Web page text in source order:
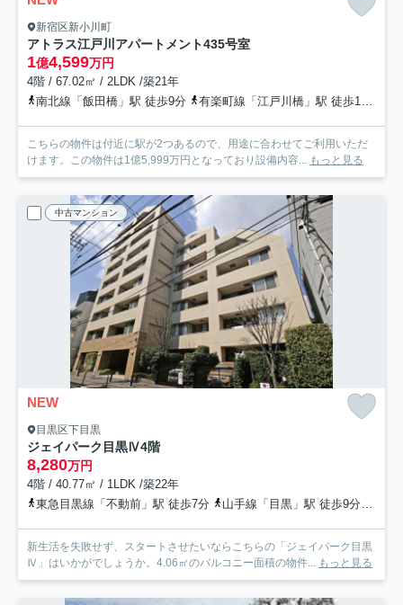
新宿区新小川町
アトラス江戸川アパートメント435号室
1億4,599万円
4階 / 67.02㎡ / 2LDK /築21年
南北線「飯田橋」駅 徒歩9分
有楽町線「江戸川橋」駅 徒歩10分
こちらの物件は付近に駅が2つあるので、用途に合わせてご利用いただ
けます。この物件は1億5,999万円となっており設備内容...
もっと見る
中古マンション
NEW
目黒区下目黒
ジェイパーク目黒Ⅳ4階
8,280万円
4階 / 40.77㎡ / 1LDK /築22年
東急目黒線「不動前」駅 徒歩7分
山手線「目黒」駅 徒歩9分
新生活を失敗せず、スタートさせたいならこちらの「ジェイパーク目黒
Ⅳ」はいかがでしょうか。4.06㎡のバルコニー面積の物件...
もっと見る